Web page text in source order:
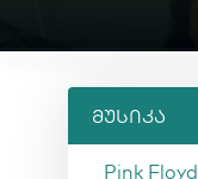
მუსიკა
Pink Floyd